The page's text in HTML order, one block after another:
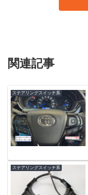
関連記事
ステアリングスイッチ系
ステアリングスイッチ系